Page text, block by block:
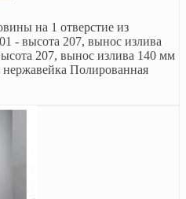
на 1 отверстие из
- высота 207, вынос излива
207, вынос излива 140 мм
Полированная